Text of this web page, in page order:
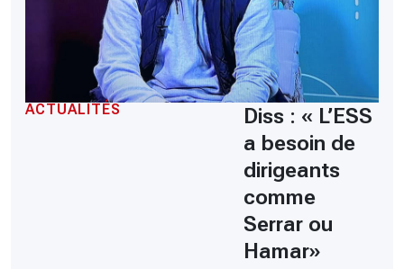
ACTUALITÉS
Diss : « L’ESS
a besoin de
dirigeants
comme
Serrar ou
Hamar»